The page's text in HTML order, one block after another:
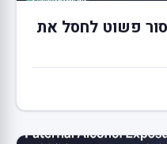
פשוט לחסל את